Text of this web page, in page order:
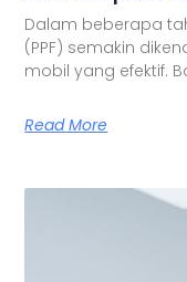
Dalam beberapa
(PPF) semakin
mobil yang efektif.
Read More